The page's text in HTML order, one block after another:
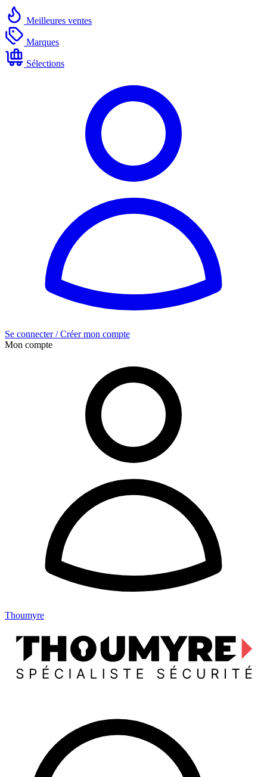
Meilleures ventes
Marques
Sélections
Se connecter / Créer mon compte
Mon compte
Thoumyre